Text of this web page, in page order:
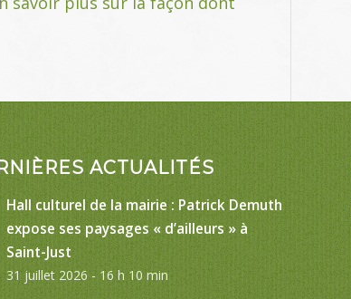
ACTUALITÉS
Hall culturel de la mairie : Patrick Demuth
expose ses paysages « d’ailleurs » à
Saint-Just
31 juillet 2026 - 16 h 10 min